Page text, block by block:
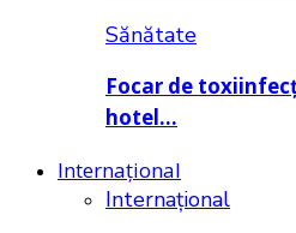
Sănătate
Focar de
hotel…
Internațional
Internațional